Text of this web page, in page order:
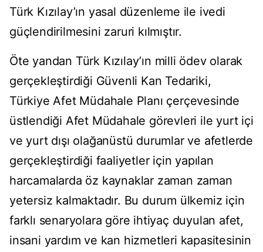
Türk Kızılay’ın yasal düzenleme ile ivedi
güçlendirilmesini zaruri kılmıştır.
Öte yandan Türk Kızılay’ın milli ödev olarak
gerçekleştirdiği Güvenli Kan Tedariki,
Türkiye Afet Müdahale Planı çerçevesinde
üstlendiği Afet Müdahale görevleri ile yurt içi
ve yurt dışı olağanüstü durumlar ve afetlerde
gerçekleştirdiği faaliyetler için yapılan
harcamalarda öz kaynaklar zaman zaman
yetersiz kalmaktadır. Bu durum ülkemiz için
farklı senaryolara göre ihtiyaç duyulan afet,
insani yardım ve kan hizmetleri kapasitesinin